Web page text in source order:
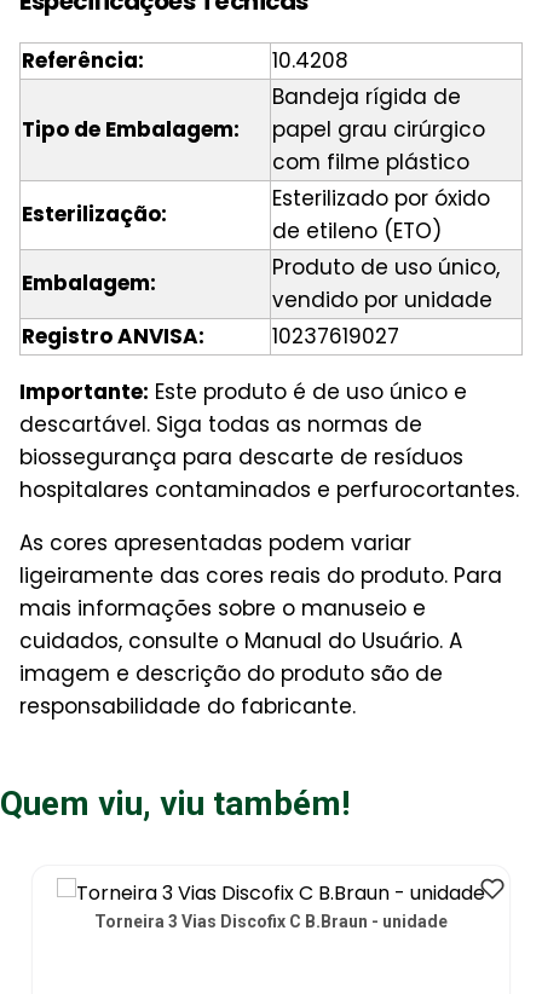
Referência: 10.4208
Tipo de Embalagem:
Bandeja rígida de
papel grau cirúrgico
com filme plástico
Esterilização:
Esterilizado por óxido
de etileno (ETO)
Embalagem:
Produto de uso único,
vendido por unidade
Registro ANVISA:
10237619027
Importante: Este produto é de uso único e
descartável. Siga todas as normas de
biossegurança para descarte de resíduos
hospitalares contaminados e perfurocortantes.
As cores apresentadas podem variar
ligeiramente das cores reais do produto. Para
mais informações sobre o manuseio e
cuidados, consulte o Manual do Usuário. A
imagem e descrição do produto são de
responsabilidade do fabricante.
Quem viu, viu também!
Torneira 3 Vias Discofix C B.Braun - unidade